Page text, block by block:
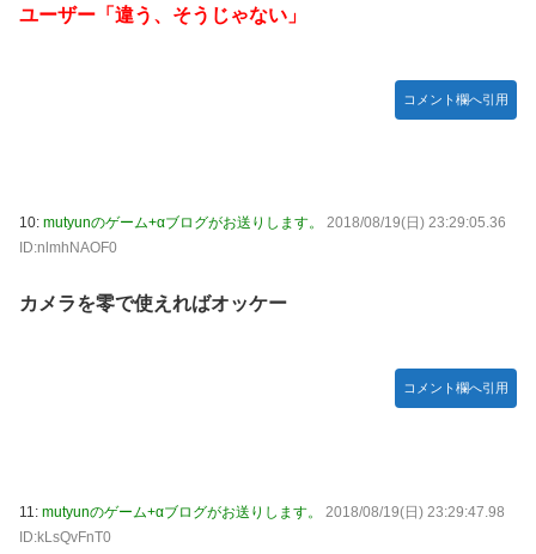
ユーザー「違う、そうじゃない」
コメント欄へ引用
10: mutyunのゲーム+αブログがお送りします。
2018/08/19(日) 23:29:05.36
ID:nlmhNAOF0
カメラを零で使えればオッケー
コメント欄へ引用
11: mutyunのゲーム+αブログがお送りします。
2018/08/19(日) 23:29:47.98
ID:kLsQvFnT0